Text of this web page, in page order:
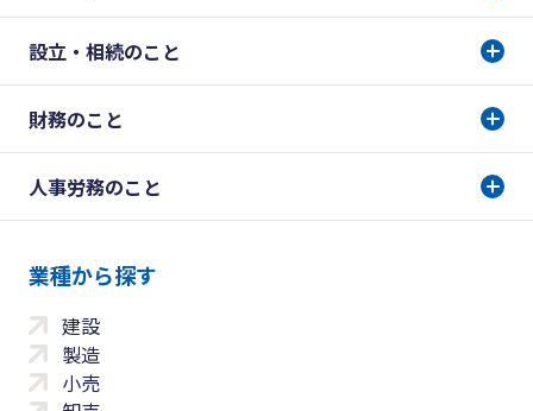
設立・相続のこと
財務のこと
人事労務のこと
業種から探す
建設
製造
小売